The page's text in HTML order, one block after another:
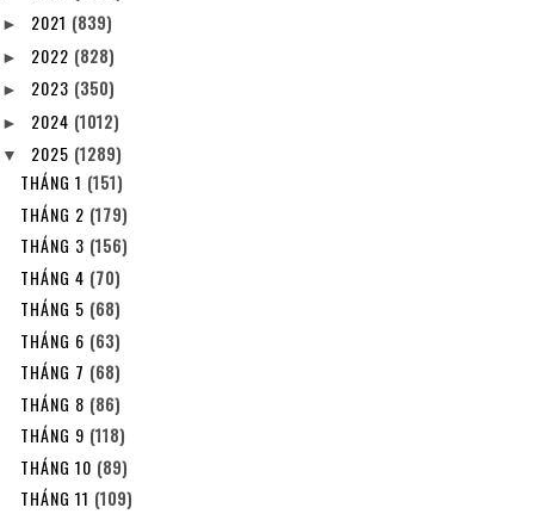
► 2021 (839)
► 2022 (828)
► 2023 (350)
► 2024 (1012)
▼ 2025 (1289)
THÁNG 1 (151)
THÁNG 2 (179)
THÁNG 3 (156)
THÁNG 4 (70)
THÁNG 5 (68)
THÁNG 6 (63)
THÁNG 7 (68)
THÁNG 8 (86)
THÁNG 9 (118)
THÁNG 10 (89)
THÁNG 11 (109)